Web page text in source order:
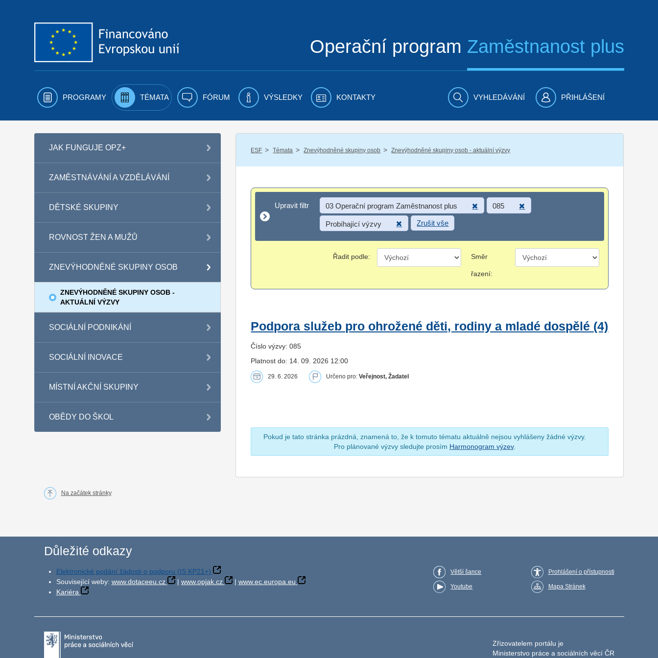
Operační program Zaměstnanost plus
PROGRAMY TÉMATA FÓRUM VÝSLEDKY KONTAKTY VYHLEDÁVÁNÍ PŘIHLÁŠENÍ
JAK FUNGUJE OPZ+
ZAMĚSTNÁVÁNÍ A VZDĚLÁVÁNÍ
DĚTSKÉ SKUPINY
ROVNOST ŽEN A MUŽŮ
ZNEVÝHODNĚNÉ SKUPINY OSOB
ZNEVÝHODNĚNÉ SKUPINY OSOB -
AKTUÁLNÍ VÝZVY
SOCIÁLNÍ PODNIKÁNÍ
SOCIÁLNÍ INOVACE
MÍSTNÍ AKČNÍ SKUPINY
OBĚDY DO ŠKOL
ESF / Témata / Znevýhodněné skupiny osob / Znevýhodněné skupiny osob - aktuální výzvy
Upravit filtr
Upravit filtr 03 Operační program Zaměstnanost plus 085
Probíhající výzvy Zrušit vše
Řadit podle: Směr
řazení:
Podpora služeb pro ohrožené děti, rodiny a mladé dospělé (4)
Číslo výzvy: 085
Platnost do: 14. 09. 2026 12:00
29. 6. 2026 Určeno pro:Veřejnost, Žadatel
Pokud je tato stránka prázdná, znamená to, že k tomuto tématu aktuálně nejsou vyhlášeny žádné výzvy.
Pro plánované výzvy sledujte prosím Harmonogram výzev.
Na začátek stránky
Důležité odkazy
Elektronické podání žádosti o podporu (IS KP21+)
Související weby: www.dotaceeu.cz | www.opjak.cz | www.ec.europa.eu
Kariéra
Větší šance
Youtube
Prohlášení o přístupnosti
Mapa Stránek
Zřizovatelem portálu je
Ministerstvo práce a sociálních věcí ČR